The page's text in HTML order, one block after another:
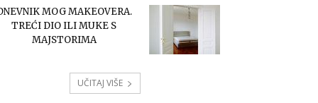
MOG MAKEOVERA.
TREĆI DIO ILI MUKE S
MAJSTORIMA
UČITAJ VIŠE